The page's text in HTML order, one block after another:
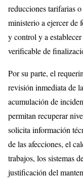
reducciones tarifarias
ministerio a ejercer de
y control y a
verificable de
Por su parte, el
revisión inmediata de
acumulación de
permitan recuperar
solicita información
de las afecciones, el
trabajos, los sistemas
justificación del